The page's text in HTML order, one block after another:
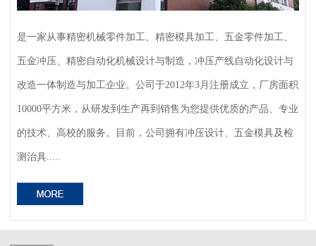
是一家从事精密机械零件加工、精密模具加工、五金零件加工、
五金冲压、精密自动化机械设计与制造，冲压产线自动化设计与
改造一体制造与加工企业。公司于2012年3月注册成立，厂房面积
10000平方米，从研发到生产再到销售为您提供优质的产品、专业
的技术、高校的服务。目前，公司拥有冲压设计、五金模具及检
测治具.....